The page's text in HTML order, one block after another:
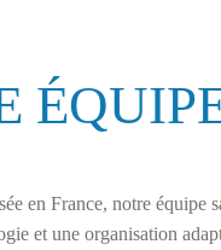
en France, notre équipe
et une organisation